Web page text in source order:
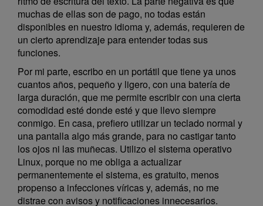
muchas de ellas son de pago, no todas están
disponibles en nuestro idioma y, además, requieren de
un cierto aprendizaje para entender todas sus
funciones.
Por mi parte, escribo en un portátil que tiene ya unos
cuantos años, pequeño y ligero, con una batería de
larga duración, que me permite escribir con una cierta
comodidad esté donde esté y que llevo siempre
conmigo. En casa, prefiero utilizar un teclado normal y
una pantalla algo más grande, para no castigar tanto
los ojos ni las muñecas. Utilizo el sistema operativo
Linux, porque no me obliga a actualizar
permanentemente el sistema, es gratuito, menos
propenso a infecciones víricas y, además, no me
distrae con avisos y notificaciones innecesarios.